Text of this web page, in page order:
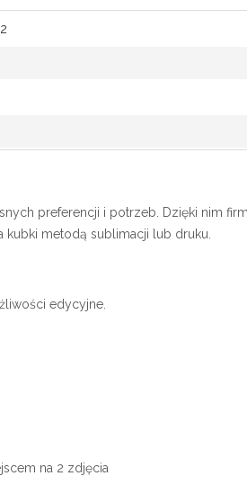
preferencji i potrzeb. Dzięki nim
metodą sublimacji lub druku.
edycyjne.
na 2 zdjęcia